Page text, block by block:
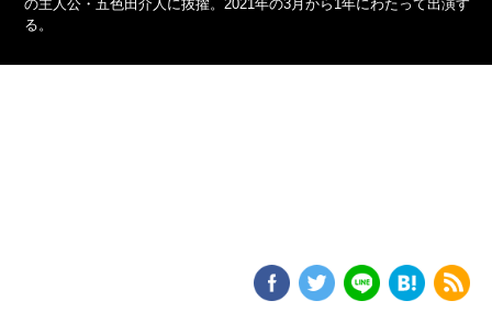
の主人公・五色田介人に抜擢。2021年の3月から1年にわたって出演す
る。